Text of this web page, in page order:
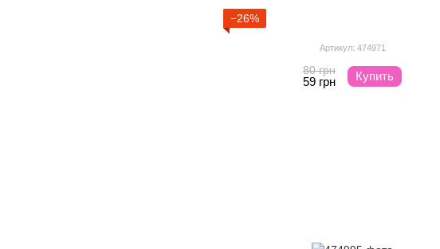
−26%
Артикул: 474971
80 грн
59 грн Купить